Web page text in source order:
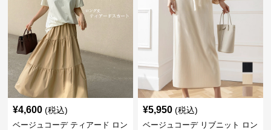
¥4,600 (税込)
ベージュコーデ ティアード ロン
¥5,950 (税込)
ベージュコーデ リブニット ロン